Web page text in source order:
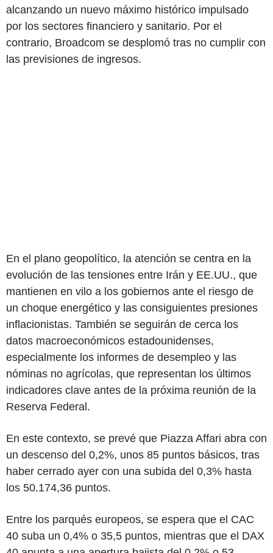
alcanzando un nuevo máximo histórico impulsado
por los sectores financiero y sanitario. Por el
contrario, Broadcom se desplomó tras no cumplir con
las previsiones de ingresos.
En el plano geopolítico, la atención se centra en la
evolución de las tensiones entre Irán y EE.UU., que
mantienen en vilo a los gobiernos ante el riesgo de
un choque energético y las consiguientes presiones
inflacionistas. También se seguirán de cerca los
datos macroeconómicos estadounidenses,
especialmente los informes de desempleo y las
nóminas no agrícolas, que representan los últimos
indicadores clave antes de la próxima reunión de la
Reserva Federal.
En este contexto, se prevé que Piazza Affari abra con
un descenso del 0,2%, unos 85 puntos básicos, tras
haber cerrado ayer con una subida del 0,3% hasta
los 50.174,36 puntos.
Entre los parqués europeos, se espera que el CAC
40 suba un 0,4% o 35,5 puntos, mientras que el DAX